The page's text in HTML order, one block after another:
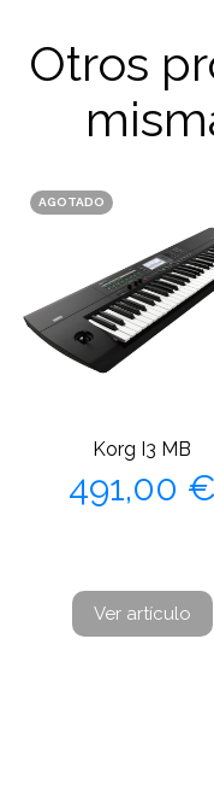
Otros
AGOTADO
Korg I3 MB
Precio
491,00 €
Ver artículo